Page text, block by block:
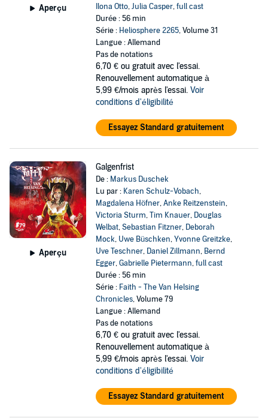
Aperçu
Ilona Otto,Julia Casper,full cast
Durée : 56 min
Série : Heliosphere 2265, Volume 31
Langue : Allemand
Pas de notations
6,70 € ou gratuit avec l'essai.
Renouvellement automatique à
5,99 €/mois après l'essai. Voir
conditions d'éligibilité
Essayez Standard gratuitement
Aperçu
Galgenfrist
De : Markus Duschek
Lu par : Karen Schulz-Vobach,
Magdalena Höfner,Anke Reitzenstein,
Victoria Sturm,Tim Knauer, Douglas
Welbat,Sebastian Fitzner, Deborah
Mock, Uwe Büschken,Yvonne Greitzke,
Uve Teschner, Daniel Zillmann, Bernd
Egger,Gabrielle Pietermann,full cast
Durée : 56 min
Série : Faith - The Van Helsing
Chronicles, Volume 79
Langue : Allemand
Pas de notations
6,70 € ou gratuit avec l'essai.
Renouvellement automatique à
5,99 €/mois après l'essai. Voir
conditions d'éligibilité
Essayez Standard gratuitement